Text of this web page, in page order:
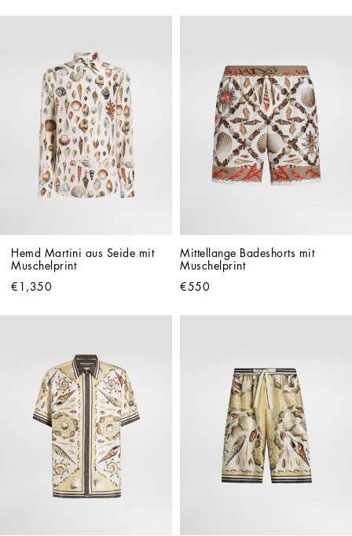
Hemd Martini aus Seide mit
Muschelprint
€1,350
Mittellange Badeshorts mit
Muschelprint
€550